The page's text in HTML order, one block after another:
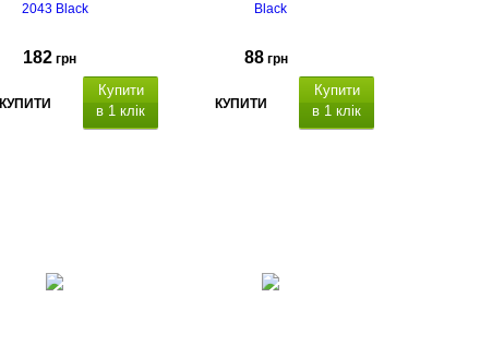
2043 Black
182 грн
КУПИТИ
Купити
в 1 клік
Black
88 грн
КУПИТИ
Купити
в 1 клік